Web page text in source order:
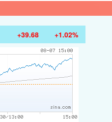
+39.68 +1.02%